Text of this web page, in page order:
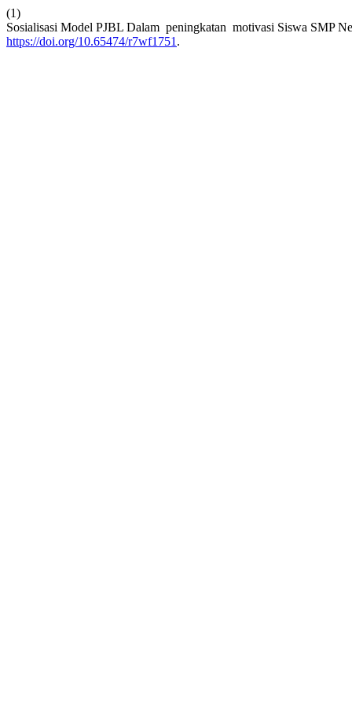
(1)
Sosialisasi Model PJBL Dalam peningkatan motivasi Siswa SMP
https://doi.org/10.65474/r7wf1751 .